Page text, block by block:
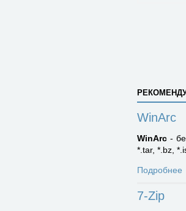
WinArc
WinArc -
*.tar, *.bz,
Подробнее
7-Zip